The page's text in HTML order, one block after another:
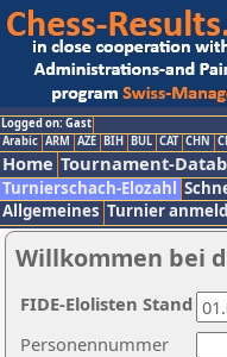
Logged on: Gast
Arabic ARM AZE BIH BUL CAT CHN
Home Tournament-
Turnierschach-Elozahl
Allgemeines Turnier
Willkommen bei
Personennummer
FIDE-Elolisten Stand